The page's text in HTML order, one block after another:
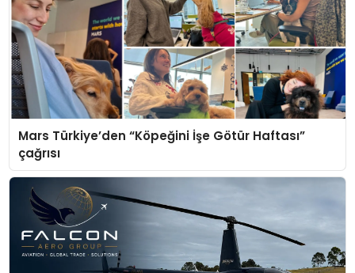
Mars Türkiye’den “Köpeğini İşe Götür Haftası”
çağrısı